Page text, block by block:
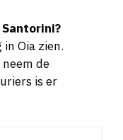
Oia zien.
de
is er